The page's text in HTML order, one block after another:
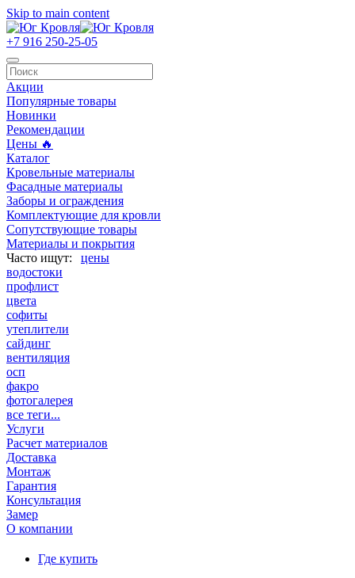
Skip to main content
+7 916 250-25-05
Акции
Популярные товары
Новинки
Рекомендации
Цены 🔥
Каталог
Кровельные материалы
Фасадные материалы
Заборы и ограждения
Комплектующие для кровли
Сопутствующие товары
Материалы и покрытия
цены
водостоки
профлист
цвета
софиты
утеплители
сайдинг
вентиляция
осп
факро
фотогалерея
все теги...
Услуги
Расчет материалов
Доставка
Монтаж
Гарантия
Консультация
Замер
О компании
Где купить